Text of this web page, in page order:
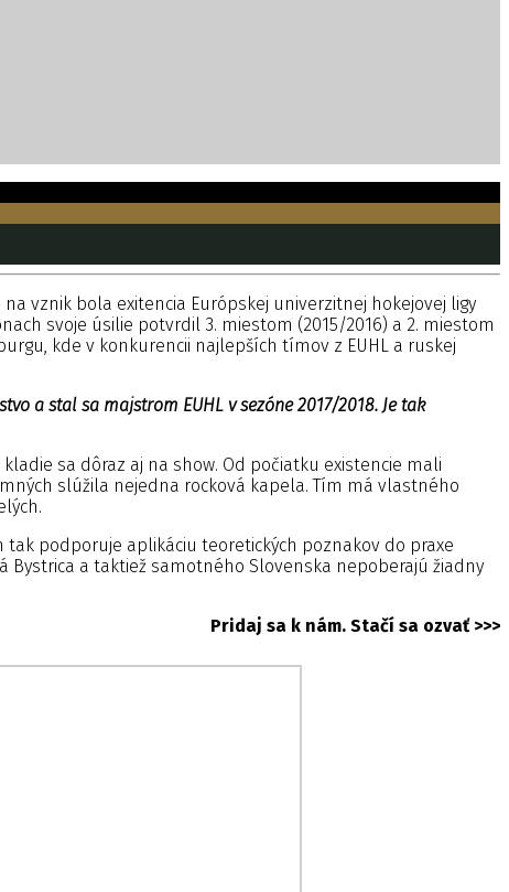
vznik bola exitencia Európskej univerzitnej hokejovej ligy
svoje úsilie potvrdil 3. miestom (2015/2016) a 2. miestom
kde v konkurencii najlepších tímov z EUHL a ruskej
a stal sa majstrom EUHL v sezóne 2017/2018. Je tak
sa dôraz aj na show. Od počiatku existencie mali
slúžila nejedna rocková kapela. Tím má vlastného
podporuje aplikáciu teoretických poznakov do praxe
a taktiež samotného Slovenska nepoberajú žiadny
Pridaj sa k nám. Stačí sa ozvať >>>